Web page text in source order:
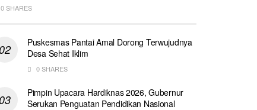
0 SHARES
Puskesmas Pantai Amal Dorong Terwujudnya
Desa Sehat Iklim
0 SHARES
Pimpin Upacara Hardiknas 2026, Gubernur
Serukan Penguatan Pendidikan Nasional